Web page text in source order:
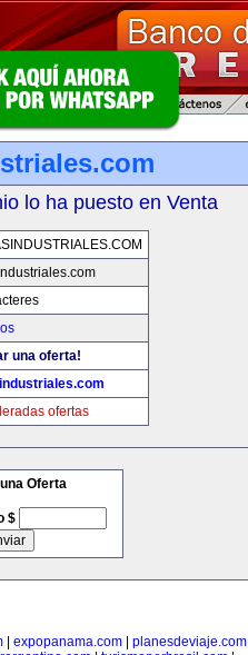
lo ha puesto en Venta
una oferta!
ofertas
Oferta
$
expopanama.com planesdeviaje.com